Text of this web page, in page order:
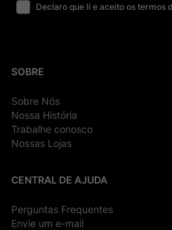
Declaro que li e aceito os termos
SOBRE
Sobre Nós
Nossa História
Trabalhe conosco
Nossas Lojas
CENTRAL DE AJUDA
Perguntas Frequentes
Envie um e-mail